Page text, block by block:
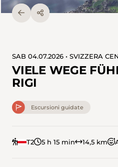
SAB 04.07.2026 • SVIZZERA
VIELE WEGE
RIGI
Escursioni guidate
T2 5 h 15 min 14,5 km